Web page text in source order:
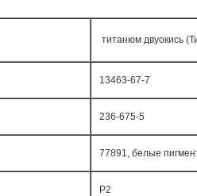
титанюм двуокись
13463-67-7
236-675-5
77891, белые
Р2